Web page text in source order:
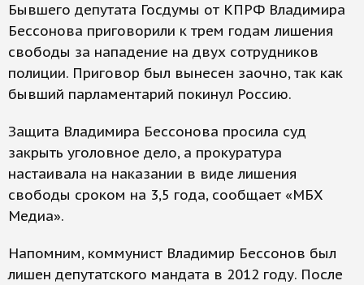
Бывшего депутата Госдумы от КПРФ Владимира
Бессонова приговорили к трем годам лишения
свободы за нападение на двух сотрудников
полиции. Приговор был вынесен заочно, так как
бывший парламентарий покинул Россию.
Защита Владимира Бессонова просила суд
закрыть уголовное дело, а прокуратура
настаивала на наказании в виде лишения
свободы сроком на 3,5 года, сообщает «МБХ
Медиа».
Напомним, коммунист Владимир Бессонов был
лишен депутатского мандата в 2012 году. После